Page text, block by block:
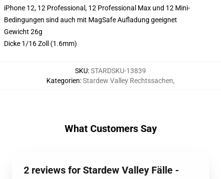
iPhone 12, 12 Professional, 12 Professional Max und 12 Mini-
Bedingungen sind auch mit MagSafe Aufladung geeignet
Gewicht 26g
Dicke 1/16 Zoll (1.6mm)
SKU:STARDSKU-13839
Kategorien:Stardew Valley Rechtssachen,
What Customers Say
2 reviews for Stardew Valley Fälle -